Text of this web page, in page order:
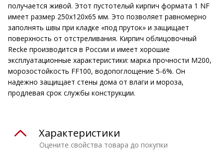
получается живой. Этот пустотелый кирпич формата 1 NF
имеет размер 250х120х65 мм. Это позволяет равномерно
заполнять швы при кладке «под пруток» и защищает
поверхность от отстреливания. Кирпич облицовочный
Recke производится в России и имеет хорошие
эксплуатационные характеристики: марка прочности М200,
морозостойкость FF100, водопоглощение 5-6%. Он
надежно защищает стены дома от влаги и мороза,
продлевая срок службы конструкции.
Оцените свойства товара до покупки
Характеристики